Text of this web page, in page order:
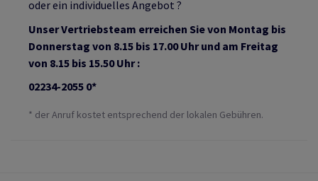
oder ein individuelles Angebot ?
Unser Vertriebsteam erreichen Sie von Montag bis
Donnerstag von 8.15 bis 17.00 Uhr und am Freitag
von 8.15 bis 15.50 Uhr :
02234-2055 0*
* der Anruf kostet entsprechend der lokalen Gebühren.